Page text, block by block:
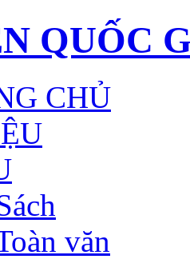
QUỐC
CHỦ
văn